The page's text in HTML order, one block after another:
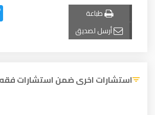
طباعة
أرسل لصديق
استشارات اخرى ضمن استشارات فقه